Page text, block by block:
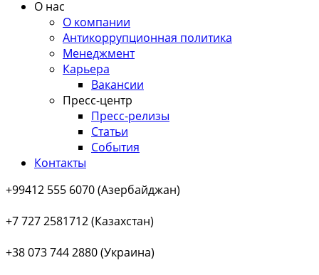
О нас
О компании
Антикоррупционная политика
Менеджмент
Карьера
Вакансии
Пресс-центр
Пресс-релизы
Статьи
События
Контакты
+99412 555 6070 (Азербайджан)
+7 727 2581712 (Казахстан)
+38 073 744 2880 (Украина)